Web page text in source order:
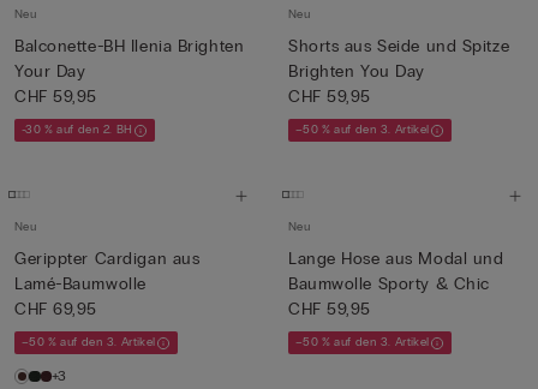
Neu
Balconette-BH Ilenia Brighten
Your Day
CHF 59,95
-30 % auf den 2. BH
Neu
Shorts aus Seide und Spitze
Brighten You Day
CHF 59,95
–50 % auf den 3. Artikel
Neu
Gerippter Cardigan aus
Lamé-Baumwolle
CHF 69,95
–50 % auf den 3. Artikel
+3
Neu
Lange Hose aus Modal und
Baumwolle Sporty & Chic
CHF 59,95
–50 % auf den 3. Artikel